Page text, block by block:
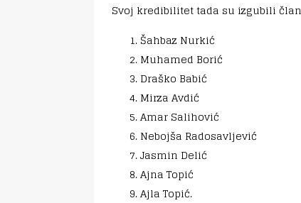
Svoj kredibilitet tada su izgubili
Šahbaz Nurkić
Muhamed Borić
Draško Babić
Mirza Avdić
Amar Salihović
Nebojša Radosavljević
Jasmin Delić
Ajna Topić
Ajla Topić.